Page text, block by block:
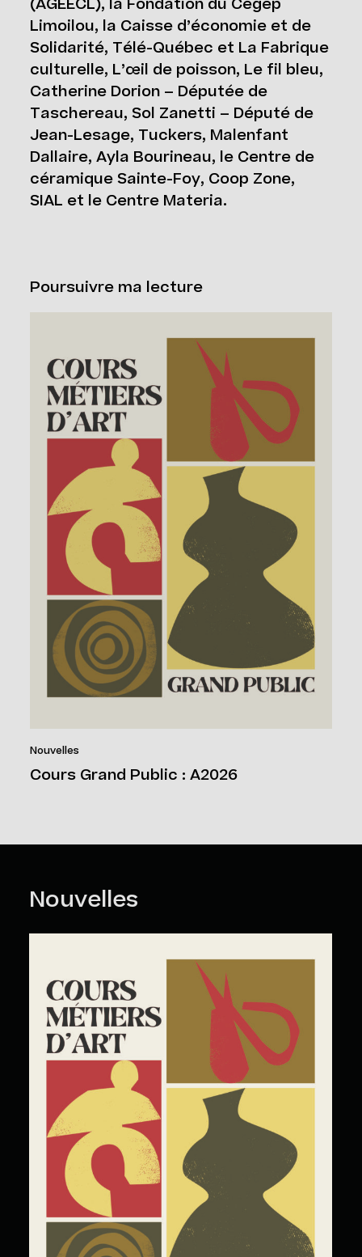
(AGEECL), la Fondation du Cégep
Limoilou, la Caisse d’économie et de
Solidarité, Télé-Québec et La Fabrique
culturelle, L’œil de poisson, Le fil bleu,
Catherine Dorion – Députée de
Taschereau, Sol Zanetti – Député de
Jean-Lesage, Tuckers, Malenfant
Dallaire, Ayla Bourineau, le Centre de
céramique Sainte-Foy, Coop Zone,
SIAL et le Centre Materia.
Poursuivre ma lecture
Nouvelles
Cours Grand Public : A2026
Nouvelles